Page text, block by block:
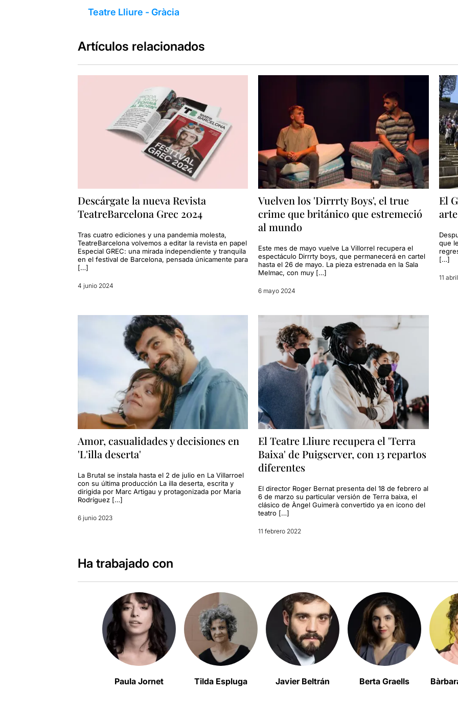
Teatre Lliure - Gràcia
Artículos relacionados
Descárgate la nueva Revista
TeatreBarcelona Grec 2024
Tras cuatro ediciones y una pandemia molesta,
TeatreBarcelona volvemos a editar la revista en papel
Especial GREC: una mirada independiente y tranquila
en el festival de Barcelona, pensada únicamente para
[…]
4 junio 2024
Vuelven los 'Dirrrty Boys', el true
crime que británico que estremeció
al mundo
Este mes de mayo vuelve La Villorrel recupera el
espectáculo Dirrrty boys, que permanecerá en cartel
hasta el 26 de mayo. La pieza estrenada en la Sala
Melmac, con muy […]
6 mayo 2024
El
que
[…]
11
Amor, casualidades y decisiones en
'L'illa deserta'
La Brutal se instala hasta el 2 de julio en La Villarroel
con su última producción La illa deserta, escrita y
dirigida por Marc Artigau y protagonizada por Maria
Rodríguez […]
6 junio 2023
El Teatre Lliure recupera el 'Terra
Baixa' de Puigserver, con 13 repartos
diferentes
El director Roger Bernat presenta del 18 de febrero al
6 de marzo su particular versión de Terra baixa, el
clásico de Àngel Guimerà convertido ya en icono del
teatro […]
11 febrero 2022
Ha trabajado con
Paula Jornet Tilda Espluga Javier Beltrán Berta Graells